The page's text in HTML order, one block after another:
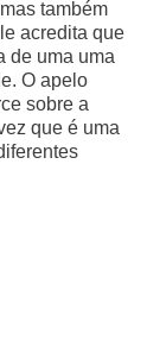
também
acredita que
de uma uma
O apelo
sobre a
que é uma